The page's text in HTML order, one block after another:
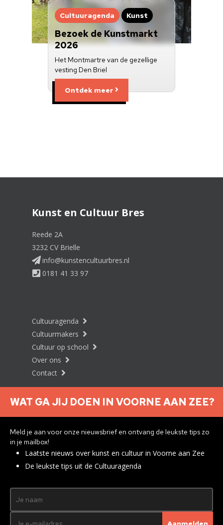
Cultuuragenda Kunst
Bezoek de Kunstmarkt
2026
Het Montmartre van de gezellige
vesting Den Briel
Ontdek meer
Kunst en Cultuur Bres
Reede 2A
3232 CV Brielle
info@kunstencultuurbres.nl
0181 41 33 97
Cultuuragenda
Cultuurmakers
Cultuur op school
Over ons
Contact
Nieuwsbrief aanmelden
Privacyverklaring
WAT GA JIJ DOEN IN VOORNE AAN ZEE?
Meld je aan voor onze nieuwsbrief en ontvang de leukste tips zo
in je mailbox!
Laatste nieuws over kunst en cultuur in Voorne aan Zee
De leukste tips uit de Cultuuragenda